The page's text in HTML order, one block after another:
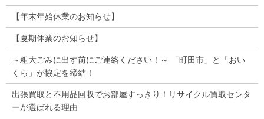
【年末年始休業のお知らせ】
【夏期休業のお知らせ】
～粗大ごみに出す前にご連絡ください！～ 「町田市」と「おい
くら」が協定を締結！
出張買取と不用品回収でお部屋すっきり！リサイクル買取センタ
ーが選ばれる理由